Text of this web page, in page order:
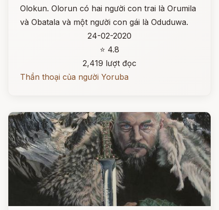
Olokun. Olorun có hai người con trai là Orumila
và Obatala và một người con gái là Oduduwa.
24-02-2020
⭐ 4.8
2,419 lượt đọc
Thần thoại của người Yoruba